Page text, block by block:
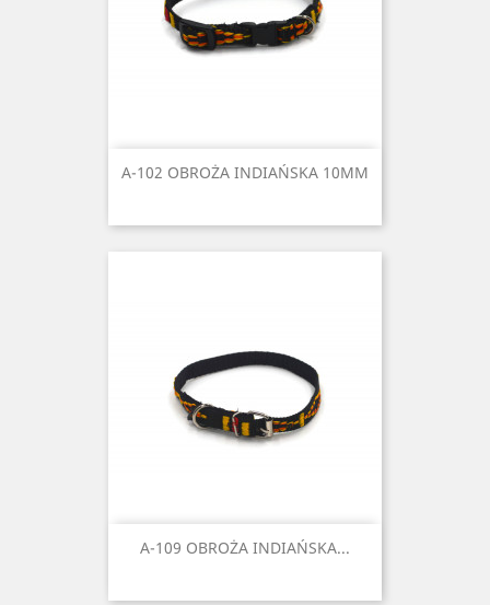
A-102 OBROŻA INDIAŃSKA 10MM
A-109 OBROŻA INDIAŃSKA...